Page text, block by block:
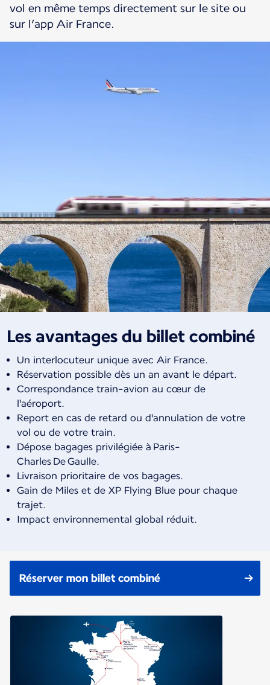
vol en même temps directement sur le site ou
sur l’app Air France.
Les avantages du billet combiné
Un interlocuteur unique avec Air France.
Réservation possible dès un an avant le départ.
Correspondance train-avion au cœur de
l'aéroport.
Report en cas de retard ou d'annulation de votre
vol ou de votre train.
Dépose bagages privilégiée à Paris-
Charles De Gaulle.
Livraison prioritaire de vos bagages.
Gain de Miles et de XP Flying Blue pour chaque
trajet.
Impact environnemental global réduit.
Réserver mon billet combiné